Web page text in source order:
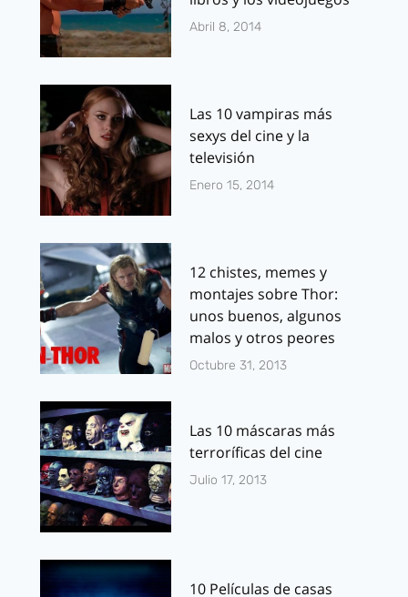
Abril 8, 2014
Las 10 vampiras más
sexys del cine y la
televisión
Enero 15, 2014
12 chistes, memes y
montajes sobre Thor:
unos buenos, algunos
malos y otros peores
Octubre 31, 2013
Las 10 máscaras más
terroríficas del cine
Julio 17, 2013
10 Películas de casas